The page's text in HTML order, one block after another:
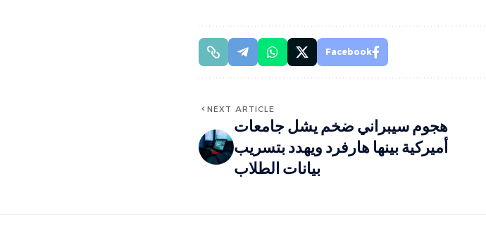
Facebook
NEXT ARTICLE
هجوم سيبراني ضخم يشل جامعات
أميركية بينها هارفرد ويهدد بتسريب
بيانات الطلاب